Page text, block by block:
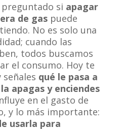
preguntado si apagar
de gaspuede
No es solo una
cuando las
todos buscamos
el consumo. Hoy te
qué le pasa a
apagas y enciendes
en el gasto de
y lo más importante:
usarla para